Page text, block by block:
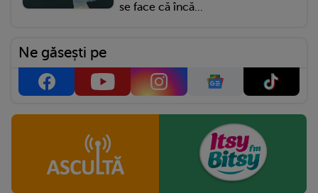
se face că încă...
Ne găsești pe